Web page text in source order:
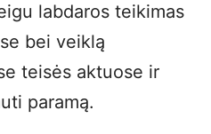
labdaros teikimas
bei veiklą
teisės aktuose ir
paramą.